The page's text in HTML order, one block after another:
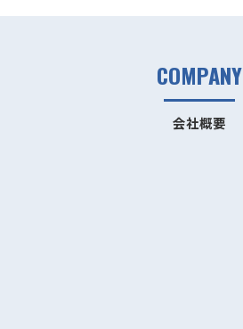
会社概要
COMPANY